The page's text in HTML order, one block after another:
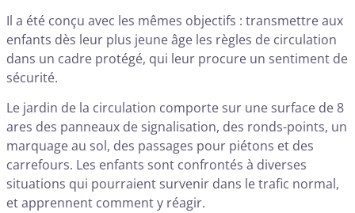
Il a été conçu avec les mêmes objectifs : transmettre aux
enfants dès leur plus jeune âge les règles de circulation
dans un cadre protégé, qui leur procure un sentiment de
sécurité.
Le jardin de la circulation comporte sur une surface de 8
ares des panneaux de signalisation, des ronds-points, un
marquage au sol, des passages pour piétons et des
carrefours. Les enfants sont confrontés à diverses
situations qui pourraient survenir dans le trafic normal,
et apprennent comment y réagir.